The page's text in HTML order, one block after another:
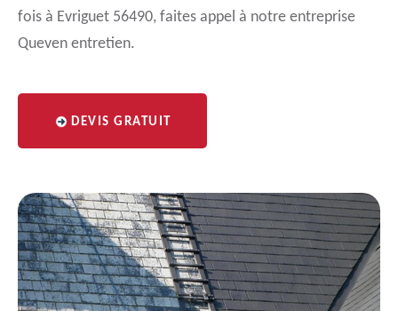
fois à Evriguet 56490, faites appel à notre entreprise
Queven entretien.
DEVIS GRATUIT